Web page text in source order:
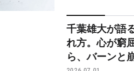
千葉雄大が語
れ方。心が窮
ら、バーンと